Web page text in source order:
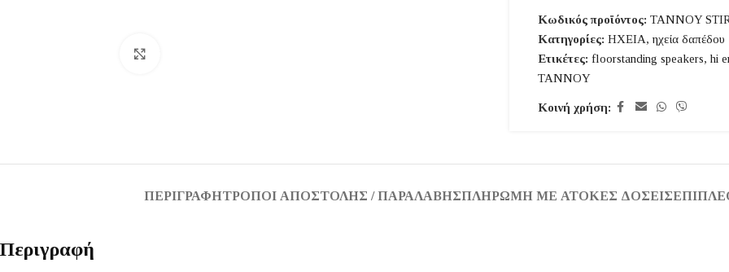
Κωδικός προϊόντος: TANNOY
Κατηγορίες: ΗΧΕΙΑ, ηχεία δαπέδου
Ετικέτες: floorstanding speakers, hi
TANNOY
Κοινή χρήση:
ΠΕΡΙΓΡΑΦΉΤΡΌΠΟΙ ΑΠΟΣΤΟΛΉΣ / ΠΑΡΑΛΑΒΉΣΠΛΗΡΩΜΉ ΜΕ ΆΤΟΚΕΣ ΔΌΣΕΙΣ
Περιγραφή